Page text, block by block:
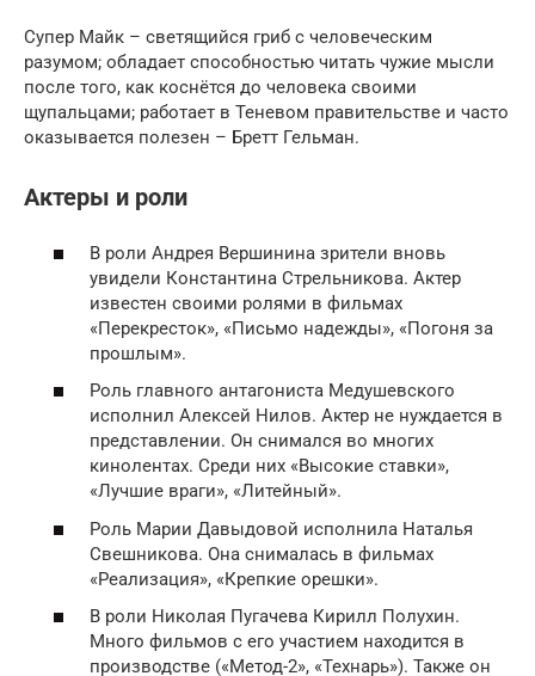
Супер Майк – светящийся гриб с человеческим
разумом; обладает способностью читать чужие мысли
после того, как коснётся до человека своими
щупальцами; работает в Теневом правительстве и часто
оказывается полезен – Бретт Гельман.
Актеры и роли
В роли Андрея Вершинина зрители вновь
увидели Константина Стрельникова. Актер
известен своими ролями в фильмах
«Перекресток», «Письмо надежды», «Погоня за
прошлым».
Роль главного антагониста Медушевского
исполнил Алексей Нилов. Актер не нуждается в
представлении. Он снимался во многих
кинолентах. Среди них «Высокие ставки»,
«Лучшие враги», «Литейный».
Роль Марии Давыдовой исполнила Наталья
Свешникова. Она снималась в фильмах
«Реализация», «Крепкие орешки».
В роли Николая Пугачева Кирилл Полухин.
Много фильмов с его участием находится в
производстве («Метод-2», «Технарь»). Также он